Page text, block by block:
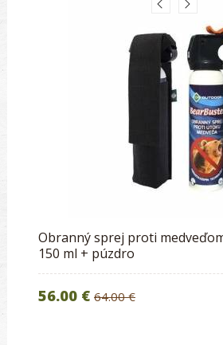
Obranný sprej proti
150 ml + púzdro
56.00 € 64.00 €